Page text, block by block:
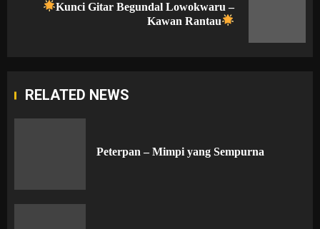
Kunci Gitar Begundal Lowokwaru –
Kawan Rantau
RELATED NEWS
Peterpan – Mimpi yang Sempurna